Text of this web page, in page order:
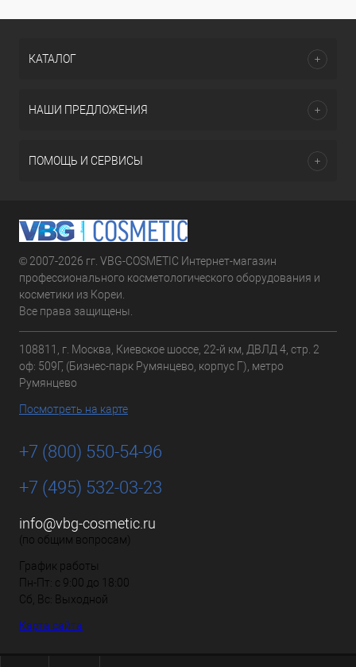
КАТАЛОГ
НАШИ ПРЕДЛОЖЕНИЯ
ПОМОЩЬ И СЕРВИСЫ
© 2007-2026 гг. VBG-COSMETIC Интернет-магазин
профессионального косметологического оборудования и
косметики из Кореи.
Все права защищены.
108811, г. Москва, Киевское шоссе, 22-й км, ДВЛД 4, стр. 2
оф: 509Г, (Бизнес-парк Румянцево, корпус Г), метро
Румянцево
Посмотреть на карте
+7 (800) 550-54-96
+7 (495) 532-03-23
info@vbg-cosmetic.ru
(по общим вопросам)
График работы
Пн-Пт: с 9:00 до 18:00
Сб, Вс: Выходной
Карта сайта